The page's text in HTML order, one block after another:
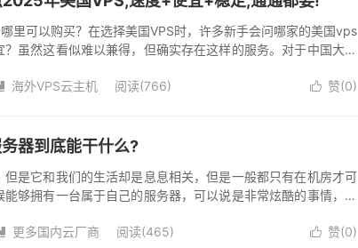
里可以购买？在选择美国VPS时，许多新手会问哪家的美国vps
虽然这看似难以兼得，但确实存在这样的服务。对于中国大陆
 赞(0)
海外VPS云主机 阅读(766)
器到底能干什么?
是它和我们的生活却是息息相关，但是一般都只有在机房才可
够拥有一台属于自己的服务器，可以说是非常炫酷的事情，对
 赞(0)
更多国内云厂商 阅读(465)